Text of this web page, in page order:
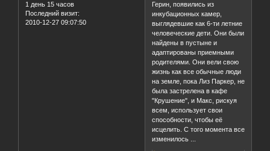
1 день 15 часов
Последний визит:
2010-12-27 09:07:50
Герин, появились из
инкубационных камер,
выглядевшие как 6-ти летние
человеческие дети. Они были
найдены в пустыне и
адаптированы приемными
родителями. Они вели свою
жизнь как все обычные люди
на земле, пока Лиз Паркер, не
была застрелена в кафе
"Крушение", и Макс, рискуя
всем, использует свои
способности, чтобы её
исцелить. С того момента все
изменилось ...